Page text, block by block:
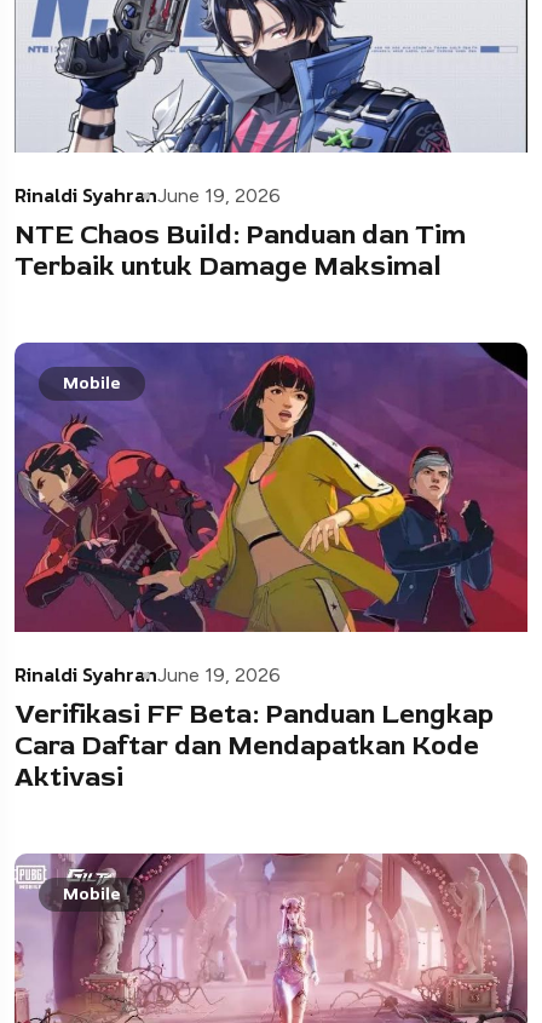
Rinaldi SyahranJune 19, 2026
NTE Chaos Build: Panduan dan Tim
Terbaik untuk Damage Maksimal
Mobile
Rinaldi SyahranJune 19, 2026
Verifikasi FF Beta: Panduan Lengkap
Cara Daftar dan Mendapatkan Kode
Aktivasi
Mobile